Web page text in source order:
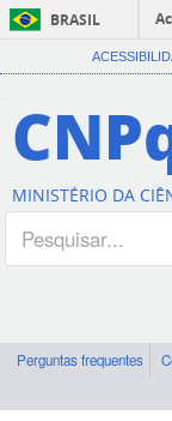
BRASIL
MINISTÉRIO DA
Perguntas frequentes